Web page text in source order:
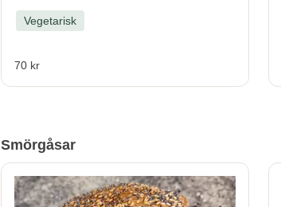
Vegetarisk
70 kr
Smörgåsar